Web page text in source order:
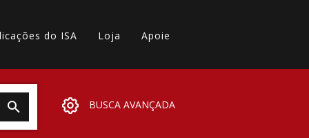
do ISA Loja Apoie
BUSCA AVANÇADA